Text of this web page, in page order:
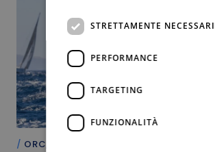
ORC, IRC
STRETTAMENTE NECESSARI
PERFORMANCE
TARGETING
FUNZIONALITÀ